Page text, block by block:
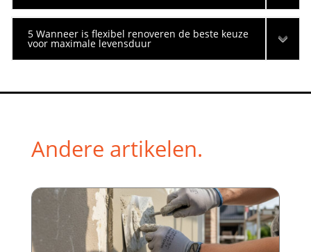
5 Wanneer is flexibel renoveren de beste keuze
voor maximale levensduur
Andere artikelen.